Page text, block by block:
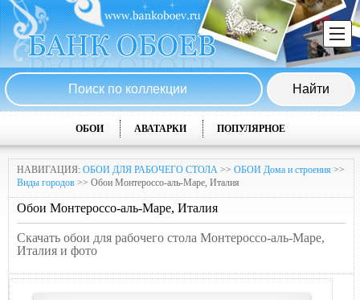
ОБОИ АВАТАРКИ ПОПУЛЯРНОЕ
НАВИГАЦИЯ: ОБОИ ДЛЯ РАБОЧЕГО СТОЛА >> ОБОИ Дома и строения >>
Виды городов >> Обои Монтероссо-аль-Маре, Италия
Обои Монтероссо-аль-Маре, Италия
Скачать обои для рабочего стола Монтероссо-аль-Маре,
Италия и фото